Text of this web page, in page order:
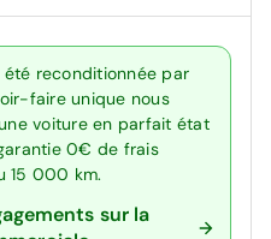
été reconditionnée par
faire unique nous
voiture en parfait état
0€ de frais
15 000 km.
sur la